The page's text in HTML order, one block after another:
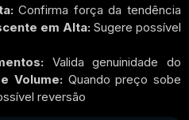
Confirma força da tendência
em Alta: Sugere possível
Valida genuinidade do
Volume: Quando preço sobe
reversão